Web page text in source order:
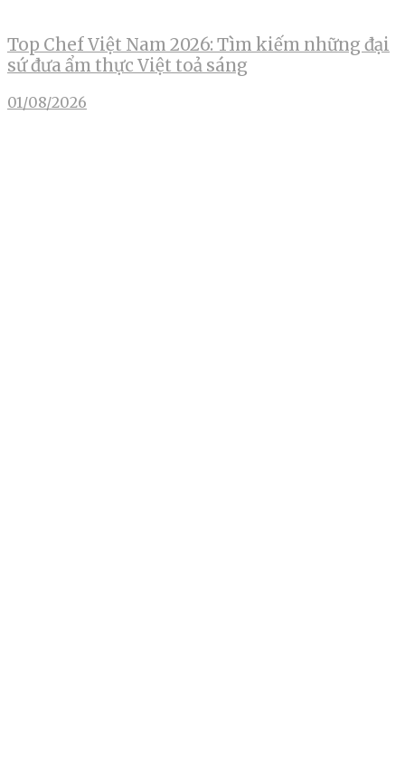
Top Chef Việt Nam 2026: Tìm kiếm những đại
sứ đưa ẩm thực Việt toả sáng
01/08/2026